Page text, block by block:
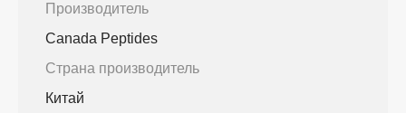
Производитель
Canada Peptides
Страна производитель
Китай